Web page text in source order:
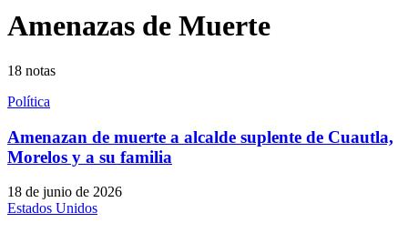
Amenazas de Muerte
18 notas
Política
Amenazan de muerte a alcalde suplente de Cuautla,
Morelos y a su familia
18 de junio de 2026
Estados Unidos